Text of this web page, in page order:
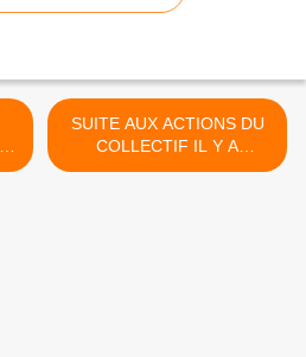
SUITE AUX ACTIONS DU
COLLECTIF IL Y A
DESORMAIS CONSENSUS